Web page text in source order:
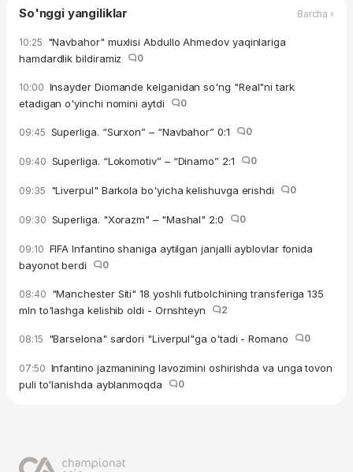
So'nggi yangiliklar Barcha ›
10:25 "Navbahor" muxlisi Abdullo Ahmedov yaqinlariga
hamdardlik bildiramiz
0
10:00 Insayder Diomande kelganidan so'ng "Real"ni tark
etadigan o'yinchi nomini aytdi
0
09:45 Superliga. “Surxon” – “Navbahor” 0:1 0
09:40 Superliga. “Lokomotiv” – “Dinamo” 2:1 0
09:35 "Liverpul" Barkola bo'yicha kelishuvga erishdi 0
09:30 Superliga. "Xorazm" – "Mashal" 2:0 0
09:10 FIFA Infantino shaniga aytilgan janjalli ayblovlar fonida
bayonot berdi
0
08:40 "Manchester Siti" 18 yoshli futbolchining transferiga 135
mln to'lashga kelishib oldi - Ornshteyn
2
08:15 "Barselona" sardori "Liverpul"ga o'tadi - Romano 0
07:50 Infantino jazmanining lavozimini oshirishda va unga tovon
puli to'lanishda ayblanmoqda
0